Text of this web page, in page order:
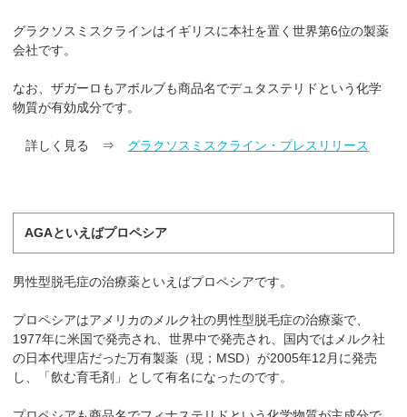
グラクソスミスクラインはイギリスに本社を置く世界第6位の製薬
会社です。
なお、ザガーロもアボルブも商品名でデュタステリドという化学
物質が有効成分です。
詳しく見る ⇒ グラクソスミスクライン・プレスリリース
AGAといえばプロペシア
男性型脱毛症の治療薬といえばプロペシアです。
プロペシアはアメリカのメルク社の男性型脱毛症の治療薬で、
1977年に米国で発売され、世界中で発売され、国内ではメルク社
の日本代理店だった万有製薬（現；MSD）が2005年12月に発売
し、「飲む育毛剤」として有名になったのです。